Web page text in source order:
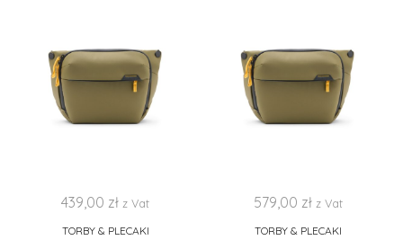
439,00 zł z Vat
TORBY & PLECAKI
579,00 zł z Vat
TORBY & PLECAKI